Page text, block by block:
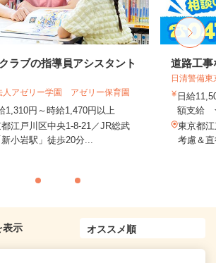
ラブの指導員アシスタント
人アゼリー学園 アゼリー保育園
1,310円～時給1,470円以上
江戸川区中央1-8-21／JR総武
小岩駅」徒歩20分...
道路工事
日清警備
日給
額支給
東京都
考慮＆
表示